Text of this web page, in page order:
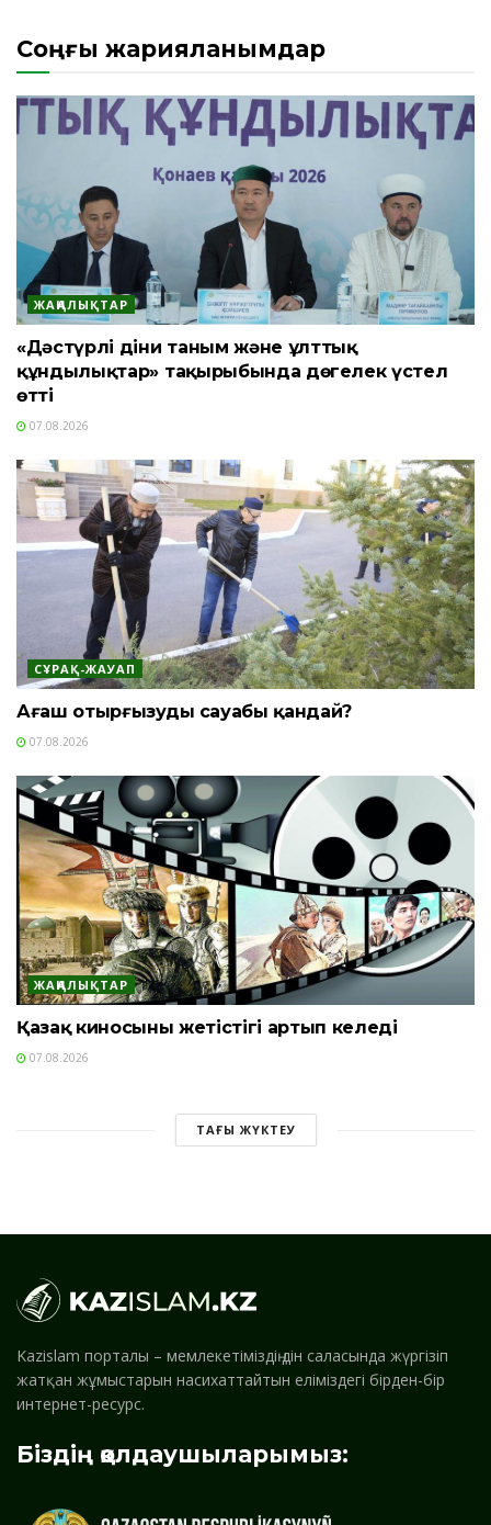
Соңғы жарияланымдар
ЖАҢАЛЫҚТАР
«Дәстүрлі діни таным және ұлттық
құндылықтар» тақырыбында дөңгелек үстел
өтті
07.08.2026
СҰРАҚ-ЖАУАП
Ағаш отырғызудың сауабы қандай?
07.08.2026
ЖАҢАЛЫҚТАР
Қазақ киносының жетістігі артып келеді
07.08.2026
ТАҒЫ ЖҮКТЕУ
Kazislam порталы – мемлекетіміздің дін саласында жүргізіп
жатқан жұмыстарын насихаттайтын еліміздегі бірден-бір
интернет-ресурс.
Біздің қолдаушыларымыз: